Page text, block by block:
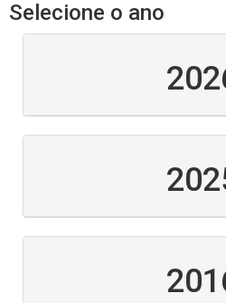
Selecione o ano